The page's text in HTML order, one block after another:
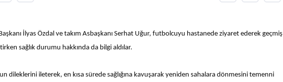
İlyas Özdal ve takım Asbaşkanı Serhat Uğur, futbolcuyu hastanede ziyaret ederek geçmiş
sağlık durumu hakkında da bilgi aldılar.
dileklerini ileterek, en kısa sürede sağlığına kavuşarak yeniden sahalara dönmesini temenni